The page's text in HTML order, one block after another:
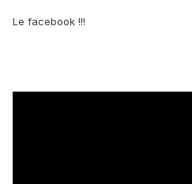
Le facebook !!!